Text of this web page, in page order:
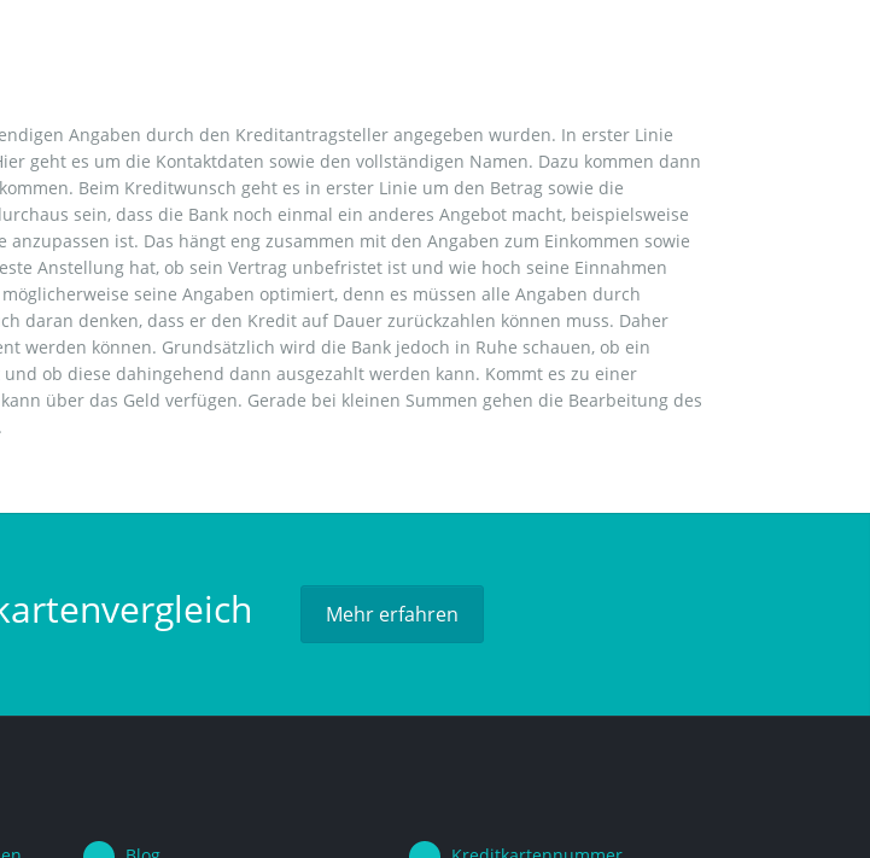
Angaben durch den Kreditantragsteller angegeben wurden. In erster Linie
geht es um die Kontaktdaten sowie den vollständigen Namen. Dazu kommen dann
Beim Kreditwunsch geht es in erster Linie um den Betrag sowie die
sein, dass die Bank noch einmal ein anderes Angebot macht, beispielsweise
ist. Das hängt eng zusammen mit den Angaben zum Einkommen sowie
Anstellung hat, ob sein Vertrag unbefristet ist und wie hoch seine Einnahmen
seine Angaben optimiert, denn es müssen alle Angaben durch
daran denken, dass er den Kredit auf Dauer zurückzahlen können muss. Daher
werden können. Grundsätzlich wird die Bank jedoch in Ruhe schauen, ob ein
ob diese dahingehend dann ausgezahlt werden kann. Kommt es zu einer
über das Geld verfügen. Gerade bei kleinen Summen gehen die Bearbeitung des
Mehr erfahren